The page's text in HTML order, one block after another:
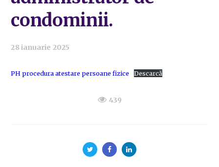
condominii.
28 ianuarie 2025
PH procedura atestare persoane fizice Descarcă
439